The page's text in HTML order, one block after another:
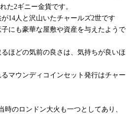
た2ギニー金貨です。
14人と沢山いたチャールズ2世です
にも豪華な屋敷や資産を与えたようで
るほどの気前の良さは、気持ちが良いほ
マウンディコインセット発行はチャー
時のロンドン大火も一つとしてあり、